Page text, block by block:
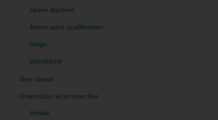
Jeune diplômé
Jeune sans qualification
Stage
Volontariat
Non classé
Orientation et prospective
Initiale